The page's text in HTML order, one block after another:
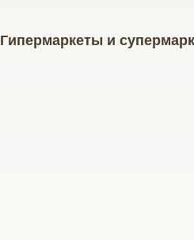
Гипермаркеты и